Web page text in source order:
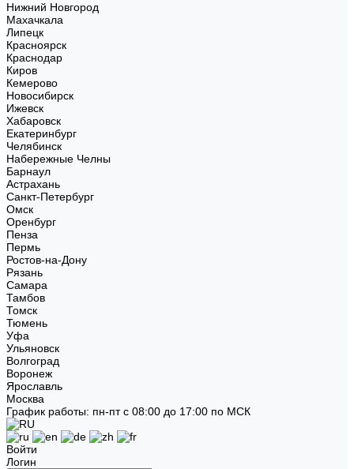
Нижний Новгород
Махачкала
Липецк
Красноярск
Краснодар
Киров
Кемерово
Новосибирск
Ижевск
Хабаровск
Екатеринбург
Челябинск
Набережные Челны
Барнаул
Астрахань
Санкт-Петербург
Омск
Оренбург
Пенза
Пермь
Ростов-на-Дону
Рязань
Самара
Тамбов
Томск
Тюмень
Уфа
Ульяновск
Волгоград
Воронеж
Ярославль
Москва
График работы: пн-пт с 08:00 до 17:00 по МСК
Войти
Логин